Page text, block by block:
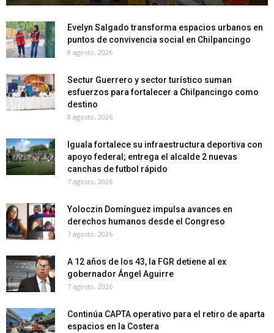
Evelyn Salgado transforma espacios urbanos en
puntos de convivencia social en Chilpancingo
8 agosto, 2026
Sectur Guerrero y sector turístico suman
esfuerzos para fortalecer a Chilpancingo como
destino
8 agosto, 2026
Iguala fortalece su infraestructura deportiva con
apoyo federal; entrega el alcalde 2 nuevas
canchas de futbol rápido
7 agosto, 2026
Yoloczin Domínguez impulsa avances en
derechos humanos desde el Congreso
7 agosto, 2026
A 12 años de los 43, la FGR detiene al ex
gobernador Ángel Aguirre
7 agosto, 2026
Continúa CAPTA operativo para el retiro de aparta
espacios en la Costera